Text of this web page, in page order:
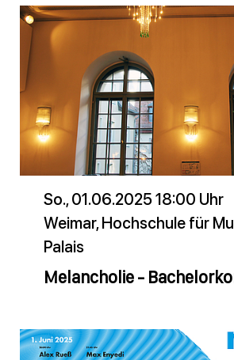
So., 01.06.2025 18:00 Uhr
Weimar, Hochschule für
Palais
Melancholie -